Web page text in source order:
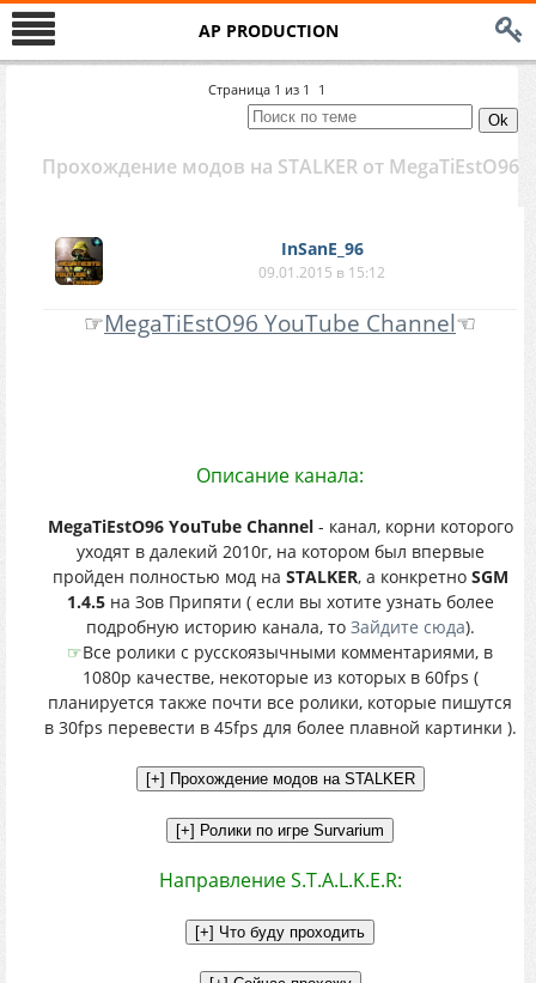
AP PRODUCTION
Страница 1 из 1 1
Прохождение модов на STALKER от MegaTiEstO96
InSanE_96
09.01.2015 в 15:12
☞MegaTiEstO96 YouTube Channel☜
Описание канала:
MegaTiEstO96 YouTube Channel- канал, корни которого
уходят в далекий 2010г, на котором был впервые
пройден полностью мод на STALKER, а конкретно SGM
1.4.5на Зов Припяти ( если вы хотите узнать более
подробную историю канала, то Зайдите сюда).
☞Все ролики с русскоязычными комментариями, в
1080p качестве, некоторые из которых в 60fps (
планируется также почти все ролики, которые пишутся
в 30fps перевести в 45fps для более плавной картинки ).
Направление S.T.A.L.K.E.R: